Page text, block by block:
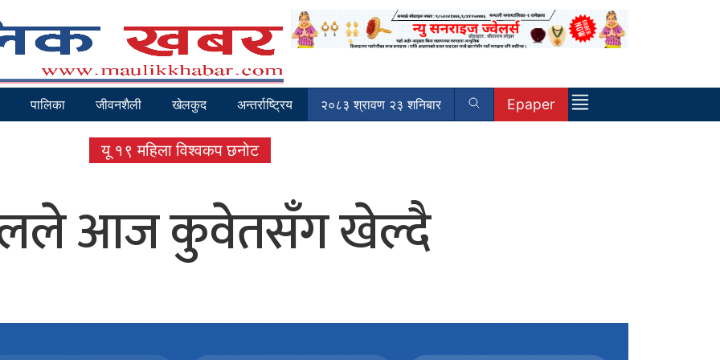
पालिका जीवनशैली खेलकुद अन्तर्राष्ट्रिय २०८३ श्रावण २३ शनिबार Epaper
यू १९ महिला विश्वकप छनोट
आज कुवेतसँग खेल्दै